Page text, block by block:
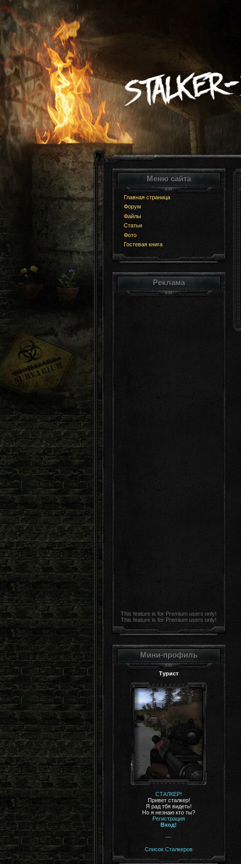
Меню сайта
Главная страница
Форум
Файлы
Статьи
Фото
Гостевая книга
Реклама
This feature is for Premium users only!
This feature is for Premium users only!
Мини-профиль
Турист
СТАЛКЕР!
Привет сталкер!
Я рад тбя видеть!
Но я незнаю кто ты?
Регистрация
Вход!
---
Список Сталкеров